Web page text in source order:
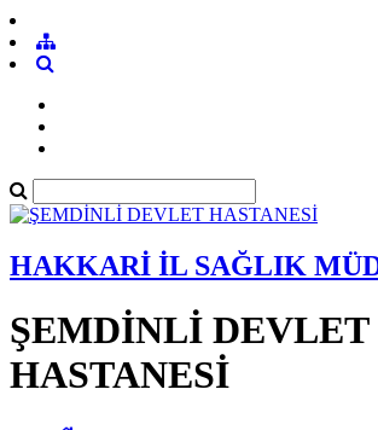
HAKKARİ İL SAĞLIK
ŞEMDİNLİ DEVLET
HASTANESİ